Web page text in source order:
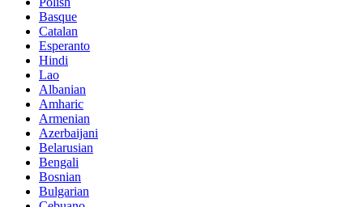
Basque
Catalan
Esperanto
Hindi
Lao
Albanian
Amharic
Armenian
Azerbaijani
Belarusian
Bengali
Bosnian
Bulgarian